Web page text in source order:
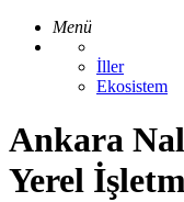
Menü
İller
Ekosistem
Ankara
Yerel